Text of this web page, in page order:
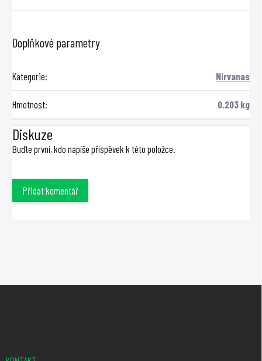
Doplňkové parametry
Kategorie: Nirvanas
Hmotnost: 0.203 kg
Diskuze
Buďte první, kdo napíše příspěvek k této položce.
Přidat komentář